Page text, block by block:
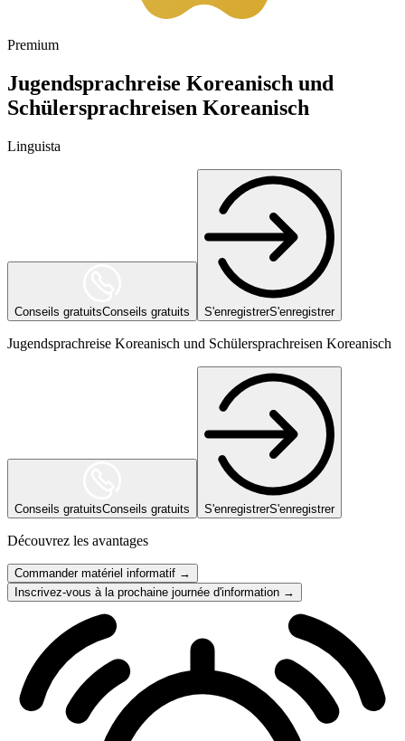
Premium
Jugendsprachreise Koreanisch und
Schülersprachreisen Koreanisch
Linguista
Conseils gratuitsConseils gratuits S'enregistrerS'enregistrer
Jugendsprachreise Koreanisch und Schülersprachreisen Koreanisch
Conseils gratuitsConseils gratuits S'enregistrerS'enregistrer
Découvrez les avantages
Commander matériel informatif →
Inscrivez-vous à la prochaine journée d'information →